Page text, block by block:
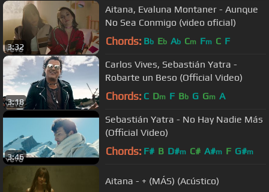
3:32
Aitana, Evaluna Montaner - Aunque
No Sea Conmigo (video oficial)
Chords: Bb Eb Ab Cm Fm C F
3:18
Carlos Vives, Sebastián Yatra -
Robarte un Beso (Official Video)
Chords: C Dm F Bb G Gm A
3:46
Sebastián Yatra - No Hay Nadie Más
(Official Video)
Chords: F# B D#m C# A#m F G#m
Aitana - + (MÁS) (Acústico)